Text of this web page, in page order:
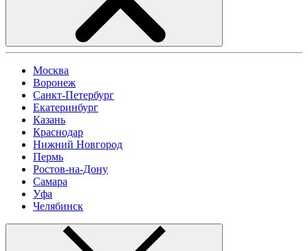
Москва
Воронеж
Санкт-Петербург
Екатеринбург
Казань
Краснодар
Нижний Новгород
Пермь
Ростов-на-Дону
Самара
Уфа
Челябинск